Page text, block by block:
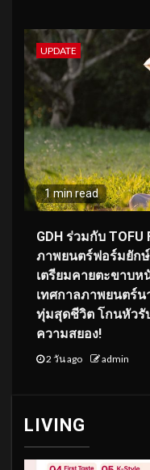
UPDATE
1 min read
GDH ร่วมกับ
ภาพยนตร์ฟอร์มยักษ์
เตรียมคายตะขาบ
เทศกาลภาพยนตร์น
ทุ่มสุดชีวิต โกนหัว
ความสยอง!
2 วัน ago admin
LIVING